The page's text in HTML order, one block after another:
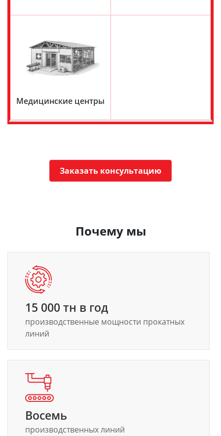
Медицинские центры
Заказать консультацию
Почему мы
15 000 тн в год
производственные мощности прокатных
линий
Восемь
производственных линий